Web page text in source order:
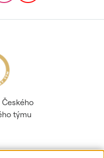
Českého
týmu